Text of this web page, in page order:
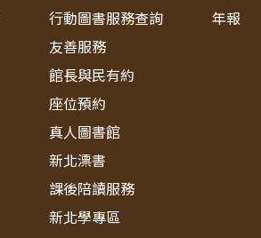
行動圖書服務查詢
友善服務
館長與民有約
座位預約
真人圖書館
新北漂書
課後陪讀服務
新北學專區
年報